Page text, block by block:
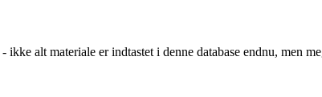
- ikke alt materiale er indtastet i denne database endnu, men